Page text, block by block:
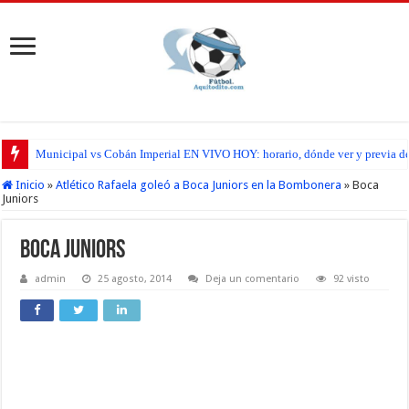
Municipal vs Cobán Imperial EN VIVO HOY: horario, dónde ver y previa
Inicio » Atlético Rafaela goleó a Boca Juniors en la Bombonera » Boca
Juniors
Boca Juniors
admin 25 agosto, 2014 Deja un comentario 92 visto